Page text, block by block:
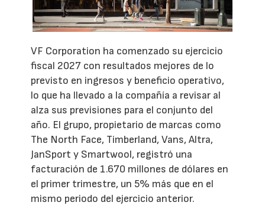
VF Corporation ha comenzado su ejercicio
fiscal 2027 con resultados mejores de lo
previsto en ingresos y beneficio operativo,
lo que ha llevado a la compañía a revisar al
alza sus previsiones para el conjunto del
año. El grupo, propietario de marcas como
The North Face, Timberland, Vans, Altra,
JanSport y Smartwool, registró una
facturación de 1.670 millones de dólares en
el primer trimestre, un 5% más que en el
mismo periodo del ejercicio anterior.